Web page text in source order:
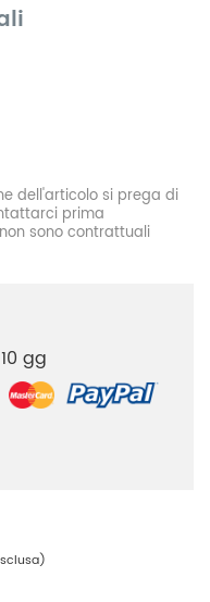
dell'articolo si prega di
prima
sono contrattuali
gg